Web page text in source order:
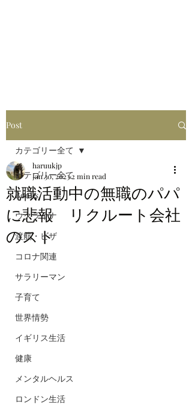
Post
カテゴリー全て
Books
ウクライナ
渡航・ビザ
コロナ関連
サラリーマン
子育て
世界情勢
イギリス生活
健康
メンタルヘルス
ロンドン生活
カテゴリー全て
就職活動中の無職のパパ
に悲報 リクルート会社
のスト
haruukjp
Jan 30, 20232 min read